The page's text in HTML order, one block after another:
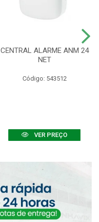
CENTRAL ALARME ANM 24
NET
Código: 543512
VER PREÇO